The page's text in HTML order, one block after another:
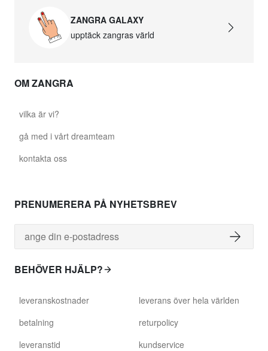
ZANGRA GALAXY
upptäck zangras värld
OM ZANGRA
vilka är vi?
gå med i vårt dreamteam
kontakta oss
PRENUMERERA PÅ NYHETSBREV
BEHÖVER HJÄLP?
leveranskostnader
betalning
leveranstid
leverans över hela världen
returpolicy
kundservice